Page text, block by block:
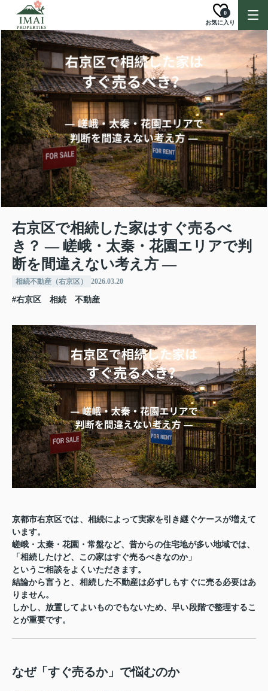
お気に入り
0
右京区で相続した家はすぐ売るべ
き？ ― 嵯峨・太秦・花園エリアで判
断を間違えない考え方 ―
相続不動産（右京区） 2026.03.20
#右京区 相続 不動産
京都市右京区では、相続によって実家を引き継ぐケースが増えて
います。
嵯峨・太秦・花園・常盤など、昔からの住宅地が多い地域では、
「相続したけど、この家はすぐ売るべきなのか」
というご相談をよくいただきます。
結論から言うと、相続した不動産は必ずしもすぐに売る必要はあ
りません。
しかし、放置してよいものでもないため、早い段階で整理するこ
とが重要です。
なぜ「すぐ売るか」で悩むのか